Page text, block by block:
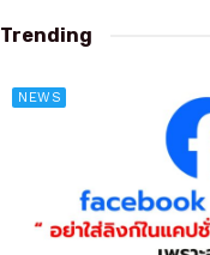
Trending
NEWS